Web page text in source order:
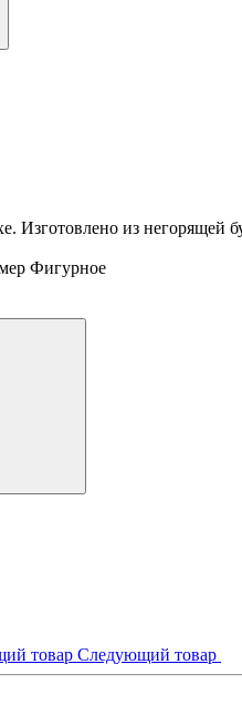
Изготовлено из
Фигурное
товар Следующий товар